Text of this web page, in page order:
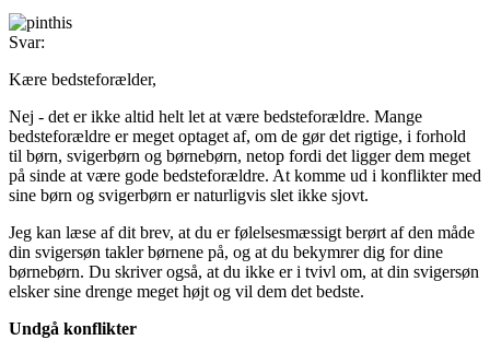
Svar:
Kære bedsteforælder,
Nej - det er ikke altid helt let at være bedsteforældre. Mange
bedsteforældre er meget optaget af, om de gør det rigtige, i forhold
til børn, svigerbørn og børnebørn, netop fordi det ligger dem meget
på sinde at være gode bedsteforældre. At komme ud i konflikter med
sine børn og svigerbørn er naturligvis slet ikke sjovt.
Jeg kan læse af dit brev, at du er følelsesmæssigt berørt af den måde
din svigersøn takler børnene på, og at du bekymrer dig for dine
børnebørn. Du skriver også, at du ikke er i tvivl om, at din svigersøn
elsker sine drenge meget højt og vil dem det bedste.
Undgå konflikter